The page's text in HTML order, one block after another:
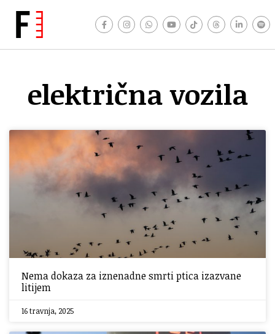
električna vozila
Nema dokaza za iznenadne smrti ptica izazvane
litijem
16 travnja, 2025